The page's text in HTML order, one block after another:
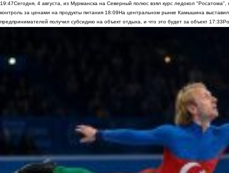
19:47Сегодня, 4 августа, из Мурманска на Северный полюс взял курс ледокол
контроль за ценами на продукты питания 18:09На центральном рынке Камышина
предпринимателей получил субсидию на объект отдыха, и что это будет за объект 17:33